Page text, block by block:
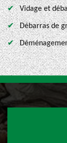
Vidage et
Débarras de